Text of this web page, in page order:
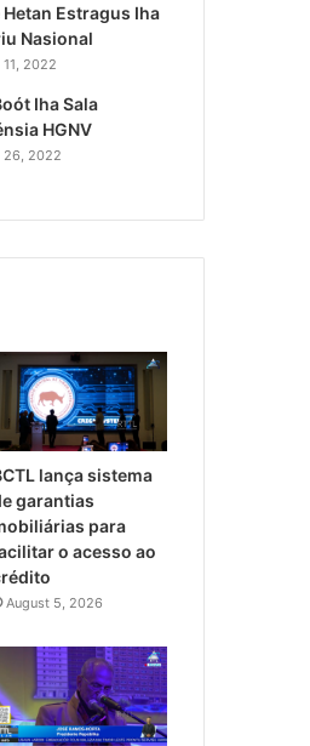
Hetan Estragus Iha
Nasional
2022
Iha Sala
HGNV
26, 2022
lança sistema
garantias
para
o acesso ao
August 5, 2026